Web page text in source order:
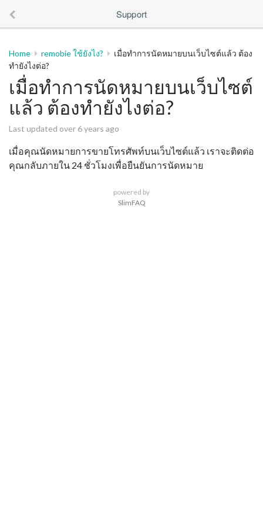
Support
Home remobie ใช้ยังไง?
เมื่อทำการนัดหมายบนเว็บไซต์แล้ว ต้อง
ทำยังไงต่อ?
เมื่อทำการนัดหมายบนเว็บไซต์
แล้ว ต้องทำยังไงต่อ?
Last updated over 6 years ago
เมื่อคุณนัดหมายการขายโทรศัพท์บนเว็บไซต์แล้ว เราจะติดต่อ
คุณกลับภายใน 24 ชั่วโมงเพื่อยืนยันการนัดหมาย
powered by
SlimFAQ